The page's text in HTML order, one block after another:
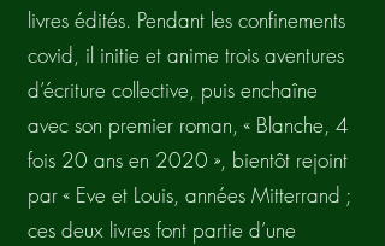
livres édités. Pendant les confinements
covid, il initie et anime trois aventures
d’écriture collective, puis enchaîne
avec son premier roman, « Blanche, 4
fois 20 ans en 2020 », bientôt rejoint
par « Eve et Louis, années Mitterrand ;
ces deux livres font partie d’une